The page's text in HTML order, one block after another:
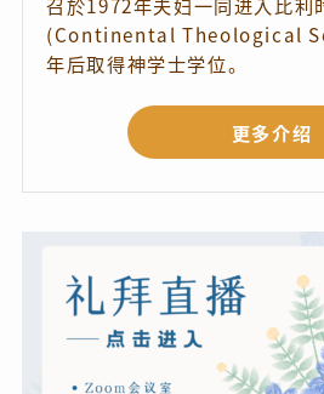
(Continental Theological
年后取得神学士学位。
更多介绍